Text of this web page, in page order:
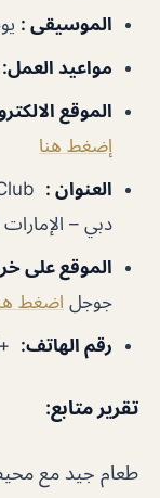
الموسيقى :
مواعيد العمل:
الموقع
إضغط هنا
العنوان :
دبي – الإمارات
الموقع على
جوجل اضغط
رقم الهاتف:
+97144179885
تقرير متابع:
طعام جيد مع